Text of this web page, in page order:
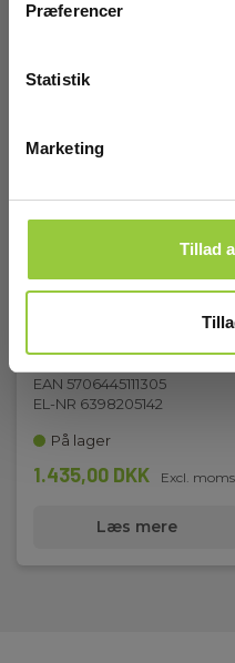
Præferencer
Statistik
Marketing
Tillad
EAN 5706445111305
EL-NR 6398205142
På lager
1.435,00 DKK Excl. moms
Læs mere